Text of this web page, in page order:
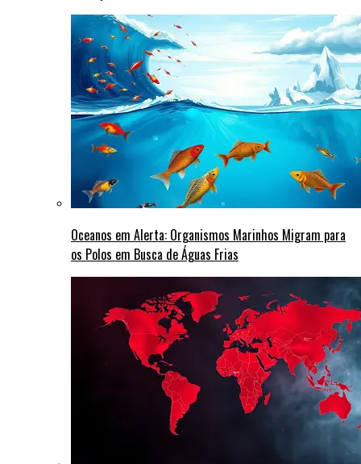
Oceanos em Alerta: Organismos Marinhos Migram para
os Polos em Busca de Águas Frias